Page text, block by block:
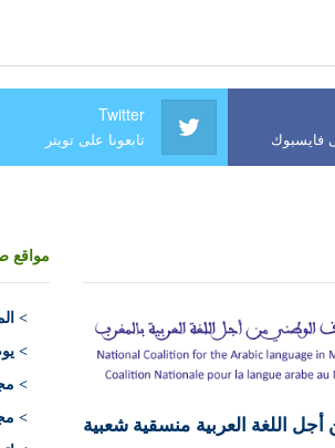
فايسبوك
Twitter
تابعونا على تويتر
أجل اللغة العربية منسقية شعبية
مواقع
>
>
>
>